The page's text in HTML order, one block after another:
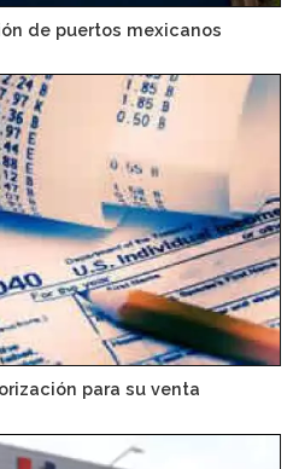
de puertos mexicanos
para su venta